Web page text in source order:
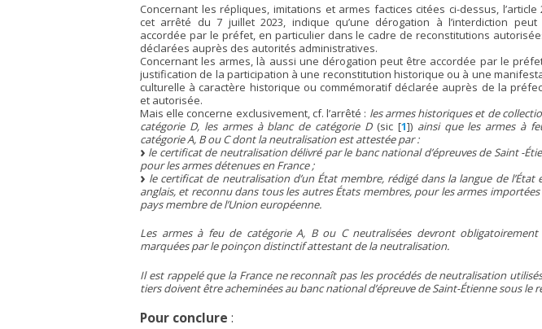
Concernant les répliques, imitations et armes factices citées ci-dessus, l’article
cet arrêté du 7 juillet 2023, indique qu’une dérogation à l’interdiction peut
accordée par le préfet, en particulier dans le cadre de reconstitutions
déclarées auprès des autorités administratives.
Concernant les armes, là aussi une dérogation peut être accordée par le
justification de la participation à une reconstitution historique ou à une
culturelle à caractère historique ou commémoratif déclarée auprès de la
et autorisée.
Mais elle concerne exclusivement, cf. l’arrêté : les armes historiques et de
catégorie D, les armes à blanc de catégorie D(sic[1]) ainsi que les armes à
catégorie A, B ou C dont la neutralisation est attestée par :
le certificat de neutralisation délivré par le banc national d’épreuves de Saint -
pour les armes détenues en France ;
le certificat de neutralisation d’un État membre, rédigé dans la langue de l’État
anglais, et reconnu dans tous les autres États membres, pour les armes importées
pays membre de l’Union européenne.
Les armes à feu de catégorie A, B ou C neutralisées devront
marquées par le poinçon distinctif attestant de la neutralisation.
Il est rappelé que la France ne reconnaît pas les procédés de neutralisation
tiers doivent être acheminées au banc national d’épreuve de Saint-Étienne sous
Pour conclure :